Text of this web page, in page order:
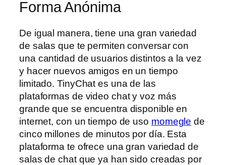
Forma Anónima
De igual manera, tiene una gran variedad
de salas que te permiten conversar con
una cantidad de usuarios distintos a la vez
y hacer nuevos amigos en un tiempo
limitado. TinyChat es una de las
plataformas de video chat y voz más
grande que se encuentra disponible en
internet, con un tiempo de uso momegle de
cinco millones de minutos por día. Esta
plataforma te ofrece una gran variedad de
salas de chat que ya han sido creadas por